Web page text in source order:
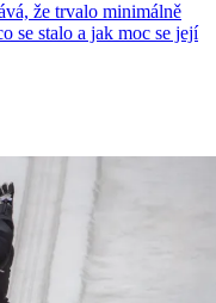
že trvalo minimálně
se stalo a jak moc se její